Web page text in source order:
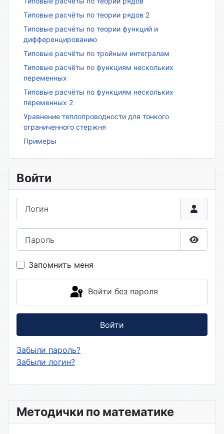
Методички по математике
Типовые расчёты по теории рядов 2
Типовые расчёты по теории функций и
дифференцированию
Типовые расчёты по тройным интегралам
Типовые расчёты по функциям нескольких
переменных
Типовые расчёты по функциям нескольких
переменных 2
Уравнение теплопроводности для тонкого
ограниченного стержня
Примеры
Войти
Запомнить меня
Войти без пароля
Войти
Забыли пароль?
Забыли логин?